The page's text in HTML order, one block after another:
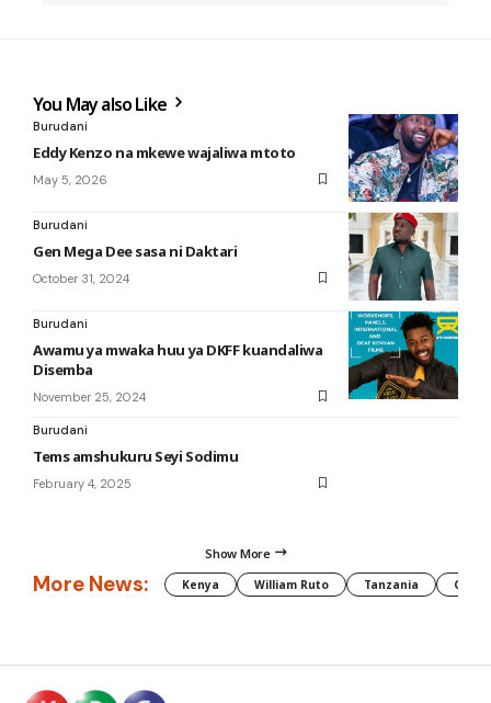
You May also Like
Burudani
Eddy Kenzo na mkewe wajaliwa mtoto
May 5, 2026
Burudani
Gen Mega Dee sasa ni Daktari
October 31, 2024
Burudani
Awamu ya mwaka huu ya DKFF kuandaliwa
Disemba
November 25, 2024
Burudani
Tems amshukuru Seyi Sodimu
February 4, 2025
Show More
More News: Kenya William Ruto Tanzania CAF